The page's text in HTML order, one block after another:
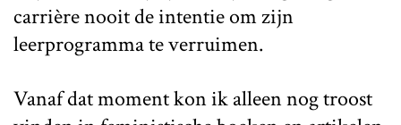
carrière nooit de intentie om zijn
leerprogramma te verruimen.
Vanaf dat moment kon ik alleen nog troost